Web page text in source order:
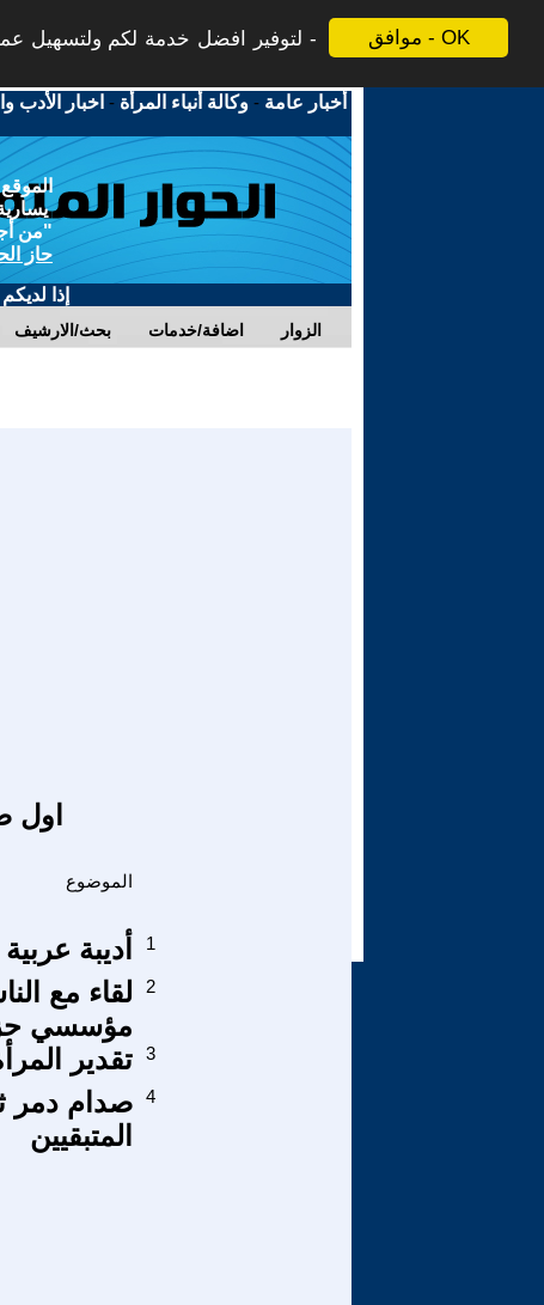
موافق - OK
لتوفير افضل خدمة لكم ولتسهيل
أخبار عامة -وكالة أنباء المرأة - اخبار الأدب
"من
حاز
إذا
بحث/الارشيف اضافة/خدمات الزوار
اول
الموضوع
أديبة 1
لقاء مع
مؤسسي
2
تقدير 3
صدام دمر
المتبقيين
4